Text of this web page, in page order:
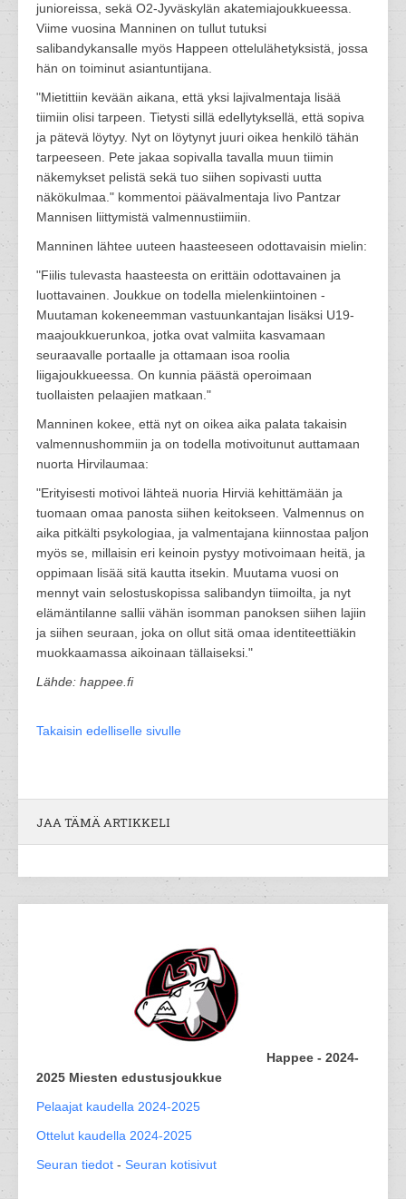
junioreissa, sekä O2-Jyväskylän akatemiajoukkueessa.
Viime vuosina Manninen on tullut tutuksi
salibandykansalle myös Happeen ottelulähetyksistä, jossa
hän on toiminut asiantuntijana.
"Mietittiin kevään aikana, että yksi lajivalmentaja lisää
tiimiin olisi tarpeen. Tietysti sillä edellytyksellä, että sopiva
ja pätevä löytyy. Nyt on löytynyt juuri oikea henkilö tähän
tarpeeseen. Pete jakaa sopivalla tavalla muun tiimin
näkemykset pelistä sekä tuo siihen sopivasti uutta
näkökulmaa." kommentoi päävalmentaja Iivo Pantzar
Mannisen liittymistä valmennustiimiin.
Manninen lähtee uuteen haasteeseen odottavaisin mielin:
"Fiilis tulevasta haasteesta on erittäin odottavainen ja
luottavainen. Joukkue on todella mielenkiintoinen -
Muutaman kokeneemman vastuunkantajan lisäksi U19-
maajoukkuerunkoa, jotka ovat valmiita kasvamaan
seuraavalle portaalle ja ottamaan isoa roolia
liigajoukkueessa. On kunnia päästä operoimaan
tuollaisten pelaajien matkaan."
Manninen kokee, että nyt on oikea aika palata takaisin
valmennushommiin ja on todella motivoitunut auttamaan
nuorta Hirvilaumaa:
"Erityisesti motivoi lähteä nuoria Hirviä kehittämään ja
tuomaan omaa panosta siihen keitokseen. Valmennus on
aika pitkälti psykologiaa, ja valmentajana kiinnostaa paljon
myös se, millaisin eri keinoin pystyy motivoimaan heitä, ja
oppimaan lisää sitä kautta itsekin. Muutama vuosi on
mennyt vain selostuskopissa salibandyn tiimoilta, ja nyt
elämäntilanne sallii vähän isomman panoksen siihen lajiin
ja siihen seuraan, joka on ollut sitä omaa identiteettiäkin
muokkaamassa aikoinaan tällaiseksi."
Lähde: happee.fi
Takaisin edelliselle sivulle
JAA TÄMÄ ARTIKKELI
Happee - 2024-
2025 Miesten edustusjoukkue
Pelaajat kaudella 2024-2025
Ottelut kaudella 2024-2025
Seuran tiedot - Seuran kotisivut